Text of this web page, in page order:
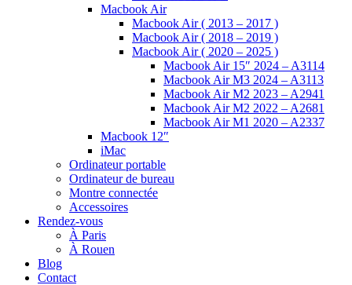
Macbook Air
Macbook Air ( 2013 – 2017 )
Macbook Air ( 2018 – 2019 )
Macbook Air ( 2020 – 2025 )
Macbook Air 15″ 2024 – A3114
Macbook Air M3 2024 – A3113
Macbook Air M2 2023 – A2941
Macbook Air M2 2022 – A2681
Macbook Air M1 2020 – A2337
Macbook 12″
iMac
Ordinateur portable
Ordinateur de bureau
Montre connectée
Accessoires
Rendez-vous
À Paris
À Rouen
Blog
Contact